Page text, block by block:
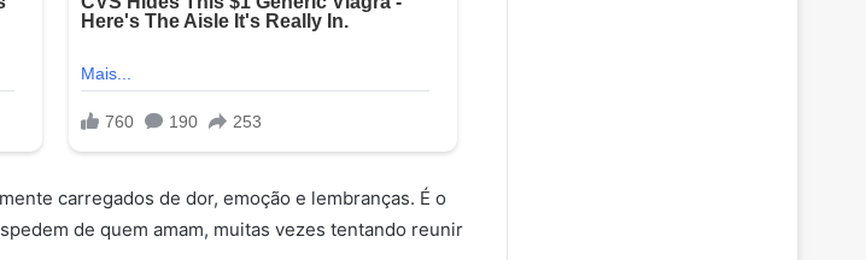
carregados de dor, emoção e lembranças. É o
de quem amam, muitas vezes tentando reunir